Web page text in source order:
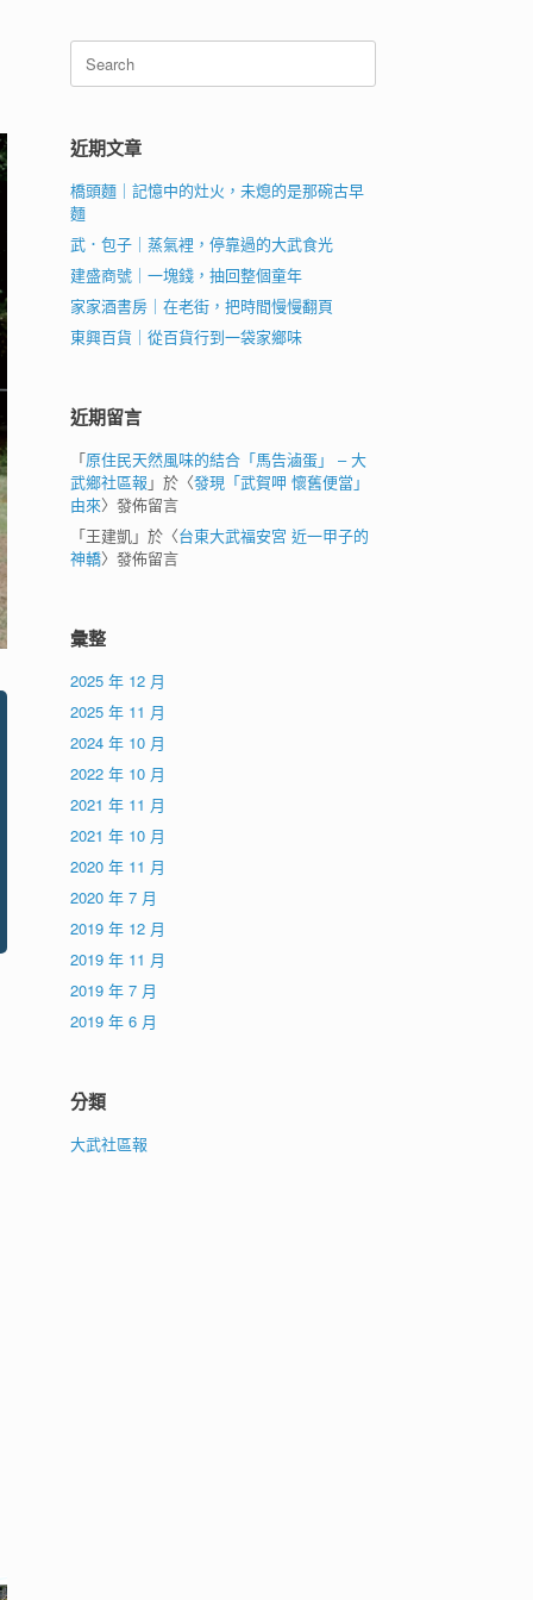
Search
for:
近期文章
橋頭麵｜記憶中的灶火，未熄的是那碗古早
麵
武．包子｜蒸氣裡，停靠過的大武食光
建盛商號｜一塊錢，抽回整個童年
家家酒書房｜在老街，把時間慢慢翻頁
東興百貨｜從百貨行到一袋家鄉味
近期留言
「原住民天然風味的結合「馬告滷蛋」 – 大
武鄉社區報 」於〈發現「武賀呷 懷舊便當」
由來〉發佈留言
「王建凱」於〈台東大武福安宮 近一甲子的
神轎〉發佈留言
彙整
2025 年 12 月
2025 年 11 月
2024 年 10 月
2022 年 10 月
2021 年 11 月
2021 年 10 月
2020 年 11 月
2020 年 7 月
2019 年 12 月
2019 年 11 月
2019 年 7 月
2019 年 6 月
分類
大武社區報